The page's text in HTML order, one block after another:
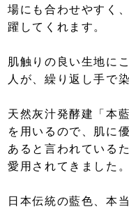
場にも合わせやすく
躍してくれます。
肌触りの良い生地に
人が、繰り返し手で
天然灰汁発酵建「本
を用いるので、肌に
あると言われている
愛用されてきました。
日本伝統の藍色、本